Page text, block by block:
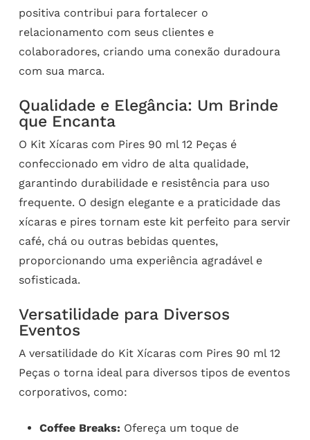
positiva contribui para fortalecer o
relacionamento com seus clientes e
colaboradores, criando uma conexão duradoura
com sua marca.
Qualidade e Elegância: Um Brinde
que Encanta
O Kit Xícaras com Pires 90 ml 12 Peças é
confeccionado em vidro de alta qualidade,
garantindo durabilidade e resistência para uso
frequente. O design elegante e a praticidade das
xícaras e pires tornam este kit perfeito para servir
café, chá ou outras bebidas quentes,
proporcionando uma experiência agradável e
sofisticada.
Versatilidade para Diversos
Eventos
A versatilidade do Kit Xícaras com Pires 90 ml 12
Peças o torna ideal para diversos tipos de eventos
corporativos, como:
Coffee Breaks: Ofereça um toque de